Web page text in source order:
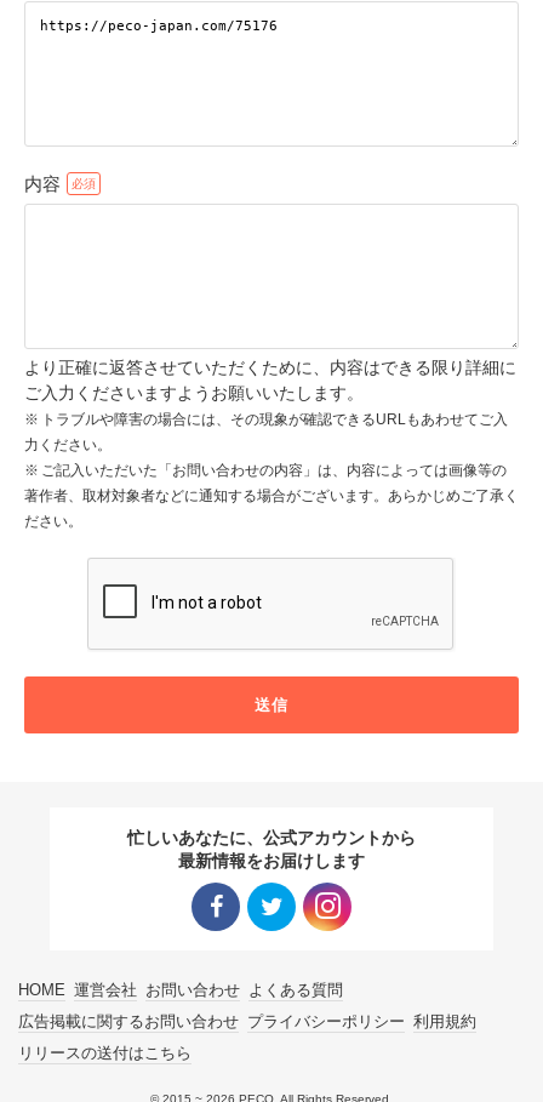
内容
より正確に返答させていただくために、内容はできる限り詳細に
ご入力くださいますようお願いいたします。
トラブルや障害の場合には、その現象が確認できるURLもあわせてご入
力ください。
ご記入いただいた「お問い合わせの内容」は、内容によっては画像等の
著作者、取材対象者などに通知する場合がございます。あらかじめご了承く
ださい。
送信
忙しいあなたに、公式アカウントから
最新情報をお届けします
HOME 運営会社 お問い合わせ よくある質問
広告掲載に関するお問い合わせ プライバシーポリシー 利用規約
リリースの送付はこちら
© 2015 ~ 2026 PECO. All Rights Reserved.